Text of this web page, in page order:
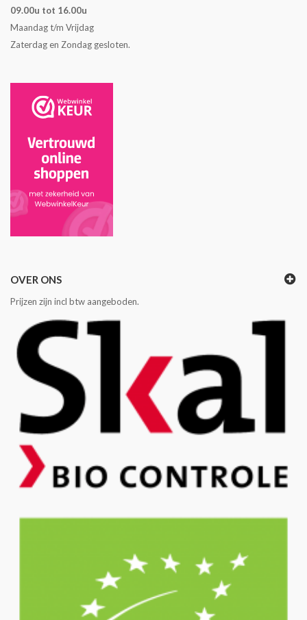
09.00u tot 16.00u
Maandag t/m Vrijdag
Zaterdag en Zondag gesloten.
OVER ONS
Prijzen zijn incl btw aangeboden.